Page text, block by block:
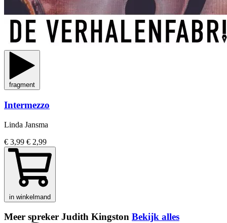
fragment
Intermezzo
Linda Jansma
€ 3,99 € 2,99
in winkelmand
Meer spreker Judith Kingston Bekijk alles